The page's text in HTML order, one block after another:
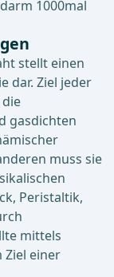
1000mal
stellt einen
dar. Ziel jeder
gasdichten
muss sie
Peristaltik,
mittels
Ziel einer